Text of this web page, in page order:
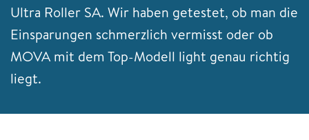
Ultra Roller SA. Wir haben getestet, ob man die
Einsparungen schmerzlich vermisst oder ob
MOVA mit dem Top-Modell light genau richtig
liegt.